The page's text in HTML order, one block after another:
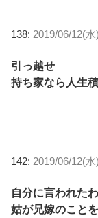
138: 2019/06/12(
引っ越せ
持ち家なら人生
142: 2019/06/12(
自分に言われた
姑が兄嫁のこと